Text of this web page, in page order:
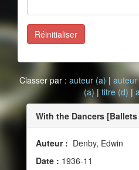
Réinitialiser
Classer par : auteur (a) |
(a)| titre (d) |
With the Dancers [Ballets
Auteur : Denby, Edwin
Date : 1936-11